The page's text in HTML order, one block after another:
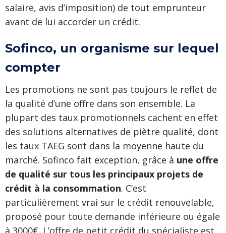
salaire, avis d’imposition) de tout emprunteur
avant de lui accorder un crédit.
Sofinco, un organisme sur lequel
compter
Les promotions ne sont pas toujours le reflet de
la qualité d’une offre dans son ensemble. La
plupart des taux promotionnels cachent en effet
des solutions alternatives de piètre qualité, dont
les taux TAEG sont dans la moyenne haute du
marché. Sofinco fait exception, grâce à une offre
de qualité sur tous les principaux projets de
crédit à la consommation. C’est
particulièrement vrai sur le crédit renouvelable,
proposé pour toute demande inférieure ou égale
à 3000€. L’offre de petit crédit du spécialiste est